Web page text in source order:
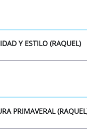
Y ESTILO (RAQUEL)
PRIMAVERAL